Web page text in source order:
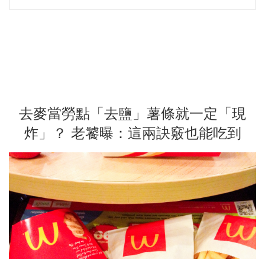
去麥當勞點「去鹽」薯條就一定「現
炸」？ 老饕曝：這兩訣竅也能吃到